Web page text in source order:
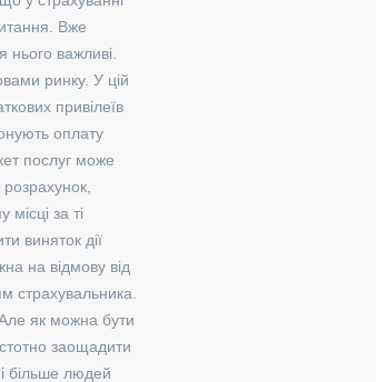
Вже
важливі.
ринку. У цій
привілеїв
оплату
послуг може
за ті
виняток дії
на відмову від
страхувальника.
як можна бути
заощадити
більше людей